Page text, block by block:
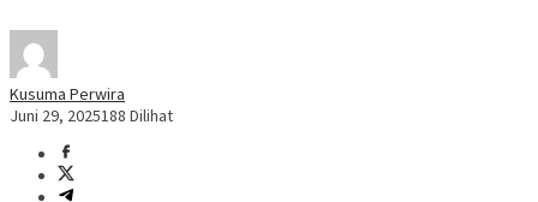
Kusuma Perwira
Juni 29, 2025188 Dilihat